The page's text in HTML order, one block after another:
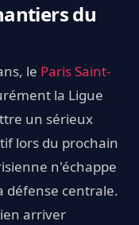
du
le Paris Saint-
la Ligue
un sérieux
lors du prochain
n'échappe
défense centrale.
arriver